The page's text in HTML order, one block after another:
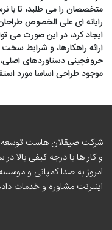
متخصصان را می طلبد، تا با
رایانه ای علی الخصوص
ایجاد کرد، در این صورت می
ارائه راهکارها، و شرایط
حروفچینی دستاوردهای
موجود طراحی اساسا مورد
شرکت صیقلان هاست توسعه
و کار ها با درجه کیفی بالا
امروز به صدا کمپانی و
اینترنت مشاوره و خدمات